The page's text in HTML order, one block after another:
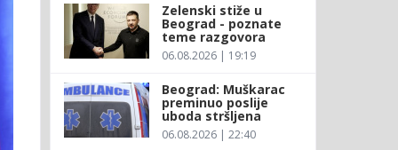
Zelenski stiže u
Beograd - poznate
teme razgovora
06.08.2026 | 19:19
Beograd: Muškarac
preminuo poslije
uboda stršljena
06.08.2026 | 22:40